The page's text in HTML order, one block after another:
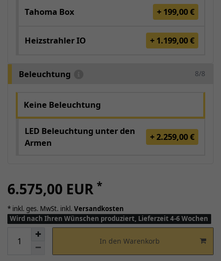
Tahoma Box + 199,00 €
Heizstrahler IO + 1.199,00 €
Beleuchtung 8/8
Keine Beleuchtung
LED Beleuchtung unter den
Armen
+ 2.259,00 €
6.575,00 EUR *
* inkl. ges. MwSt. inkl. Versandkosten
Wird nach Ihren Wünschen produziert, Lieferzeit 4-6 Wochen
In den Warenkorb